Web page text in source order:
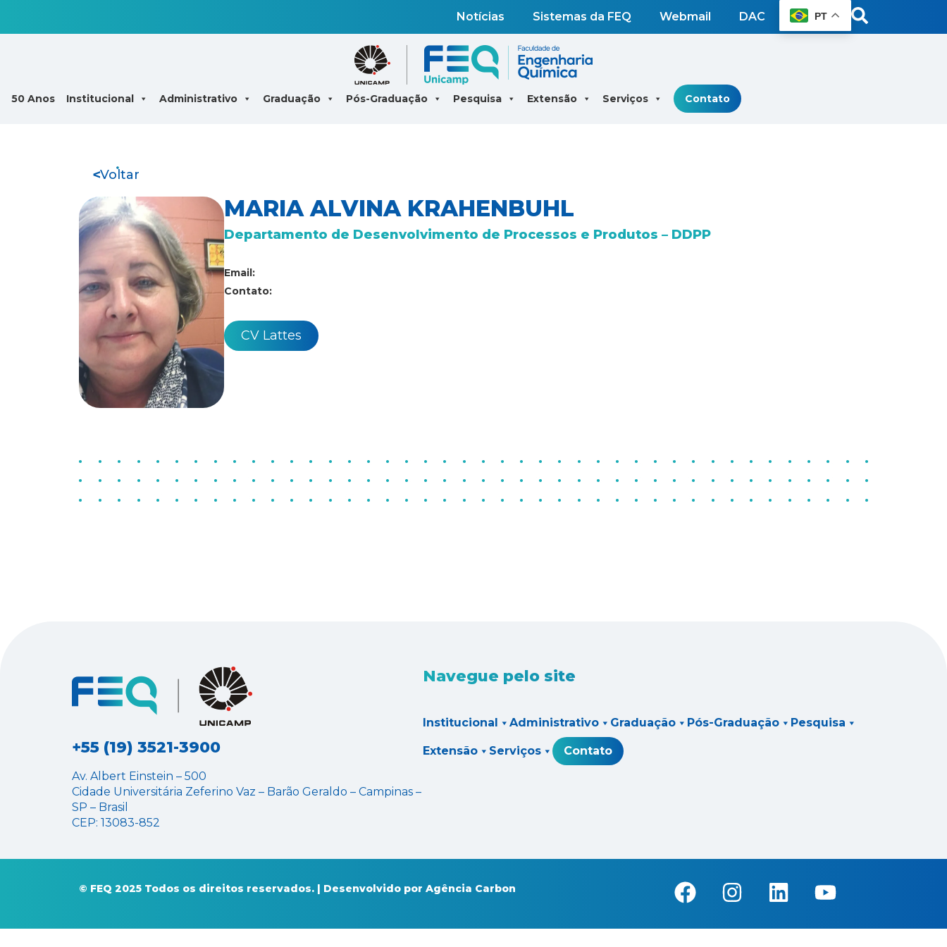
Notícias Sistemas da FEQ Webmail DAC PT
50 Anos Institucional Administrativo Graduação Pós-Graduação Pesquisa Extensão Serviços Contato
Voltar
MARIA ALVINA KRAHENBUHL
Departamento de Desenvolvimento de Processos e Produtos – DDPP
Email:
Contato:
CV Lattes
+55 (19) 3521-3900
Av. Albert Einstein – 500
Cidade Universitária Zeferino Vaz – Barão Geraldo – Campinas –
SP – Brasil
CEP: 13083-852
Navegue pelo site
Institucional Administrativo Graduação Pós-Graduação Pesquisa
Extensão Serviços Contato
© FEQ 2025 Todos os direitos reservados. | Desenvolvido por Agência Carbon